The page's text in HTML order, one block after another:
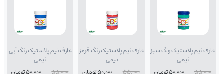
عارف نیم پلاستیک رنگ سبز
نیمی
عارف نیم پلاستیک رنگ قرمز
نیمی
عارف نیم پلاستیک رنگ آبی
نیمی